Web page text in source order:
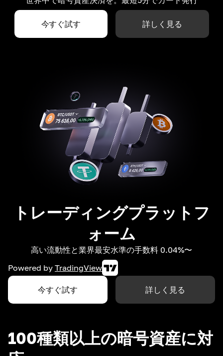
今すぐ試す 詳しく見る
トレーディングプラットフ
ォーム
高い流動性と業界最安水準の手数料 0.04%〜
Powered by TradingView
今すぐ試す 詳しく見る
100種類以上の暗号資産に対